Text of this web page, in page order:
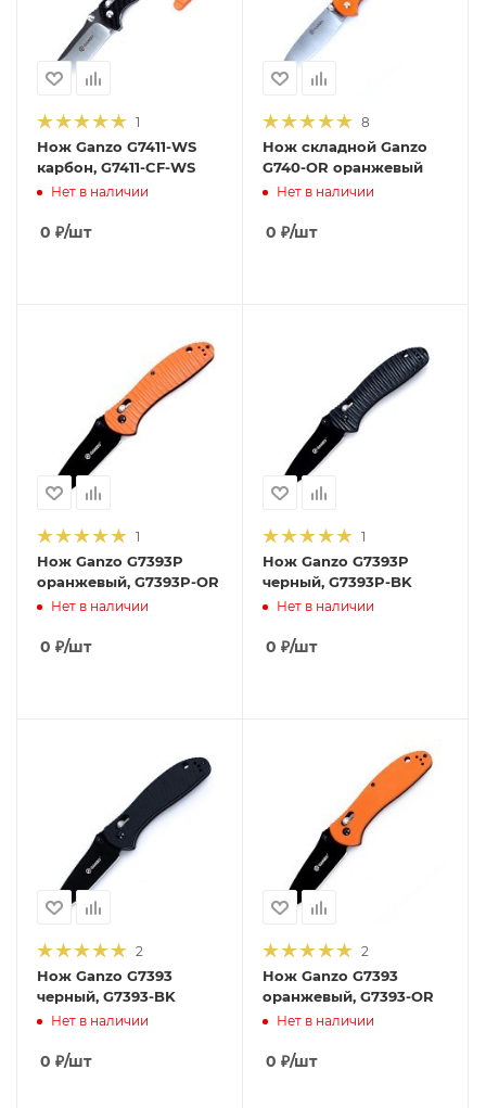
1
Нож Ganzo G7411-WS
карбон, G7411-CF-WS
Нет в наличии
0 ₽/шт
8
Нож складной Ganzo
G740-OR оранжевый
Нет в наличии
0 ₽/шт
1
Нож Ganzo G7393P
оранжевый, G7393P-OR
Нет в наличии
0 ₽/шт
1
Нож Ganzo G7393P
черный, G7393P-BK
Нет в наличии
0 ₽/шт
2
Нож Ganzo G7393
черный, G7393-BK
Нет в наличии
0 ₽/шт
2
Нож Ganzo G7393
оранжевый, G7393-OR
Нет в наличии
0 ₽/шт